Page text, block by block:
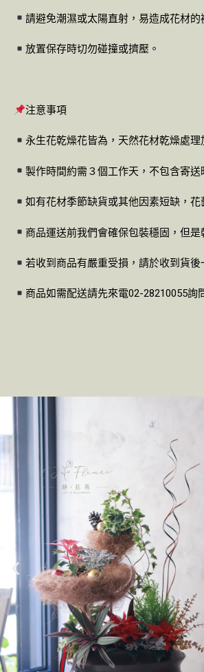
請避免潮濕或太陽直射，易造成花材的
放置保存時切勿碰撞或擠壓。
注意事項
永生花乾燥花皆為，天然花材乾燥處
製作時間約需３個工作天，不包含寄送
如有花材季節缺貨或其他因素短缺，
商品運送前我們會確保包裝穩固，但
若收到商品有嚴重受損，請於收到貨
商品如需配送請先來電02-28210055詢